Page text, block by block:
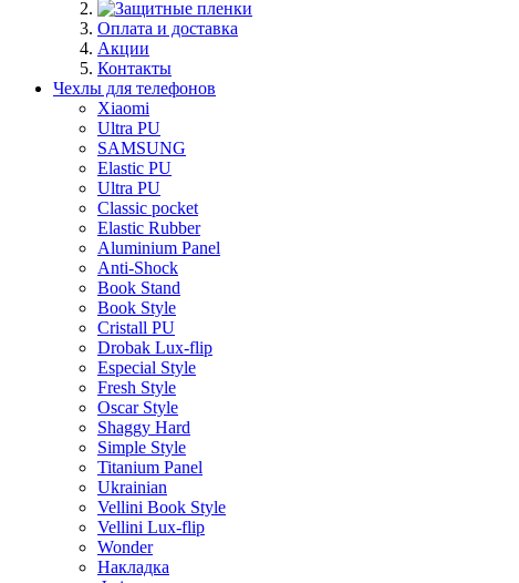
Оплата и доставка
Акции
Контакты
Чехлы для телефонов
Xiaomi
Ultra PU
SAMSUNG
Elastic PU
Ultra PU
Classic pocket
Elastic Rubber
Aluminium Panel
Anti-Shock
Book Stand
Book Style
Cristall PU
Drobak Lux-flip
Especial Style
Fresh Style
Oscar Style
Shaggy Hard
Simple Style
Titanium Panel
Ukrainian
Vellini Book Style
Vellini Lux-flip
Wonder
Накладка